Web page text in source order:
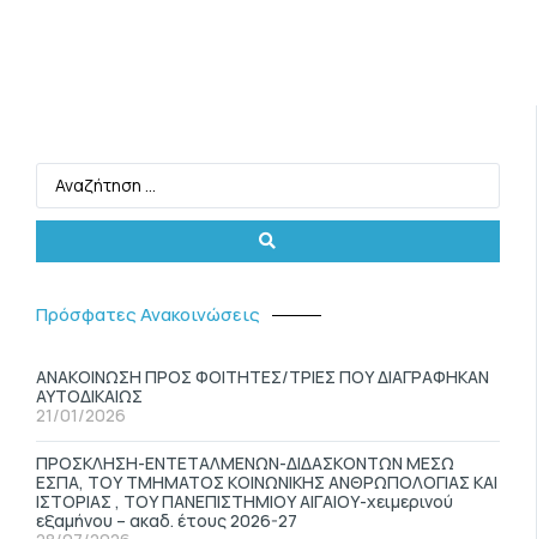
Πρόσφατες Ανακοινώσεις
ΑΝΑΚΟΙΝΩΣΗ ΠΡΟΣ ΦΟΙΤΗΤΕΣ/ΤΡΙΕΣ ΠΟΥ ΔΙΑΓΡΑΦΗΚΑΝ
ΑΥΤΟΔΙΚΑΙΩΣ
21/01/2026
ΠΡΟΣΚΛΗΣΗ-ΕΝΤΕΤΑΛΜΕΝΩΝ-ΔΙΔΑΣΚΟΝΤΩΝ ΜΕΣΩ
ΕΣΠΑ, ΤΟΥ ΤΜΗΜΑΤΟΣ ΚΟΙΝΩΝΙΚΗΣ ΑΝΘΡΩΠΟΛΟΓΙΑΣ ΚΑΙ
ΙΣΤΟΡΙΑΣ , ΤΟΥ ΠΑΝΕΠΙΣΤΗΜΙΟΥ ΑΙΓΑΙΟΥ-χειμερινού
εξαμήνου – ακαδ. έτους 2026-27